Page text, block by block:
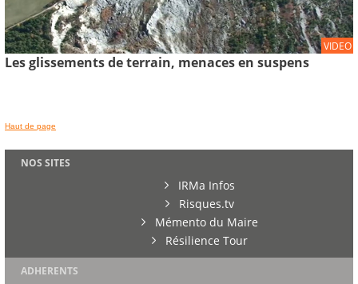
VIDEO
Les glissements de terrain, menaces en suspens
Haut de page
NOS SITES
IRMa Infos
Risques.tv
Mémento du Maire
Résilience Tour
ADHERENTS